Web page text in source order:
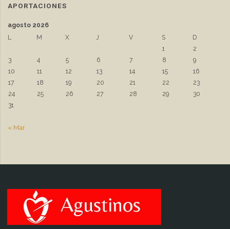
APORTACIONES
agosto 2026
L
M X J V S
D
1
2
3
4 5 6 7 8
9
10
11 12 13 14 15
16
17
18 19 20 21 22
23
24
25 26 27 28 29
30
31
« Mar